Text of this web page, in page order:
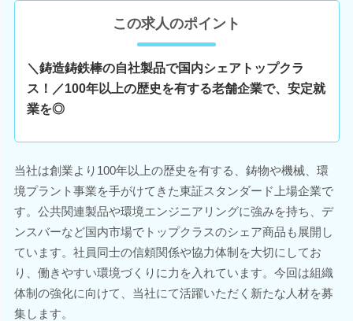
この求人のポイント
＼鋳造鋳鉄棒の自社製品で国内シェアトップクラ
ス！／100年以上の歴史を有する老舗企業で、安定就
業を◎
当社は創業より100年以上の歴史を有する、鋳物や機械、環
境プラント事業を手がけてきた東証スタンダード上場企業で
す。公共関連製品や環境エンジニアリングに強みを持ち、デ
ンスバーなど国内市場でトップクラスのシェア商品も展開し
ています。社員同士の信頼関係や協力体制を大切にしてお
り、働きやすい環境づくりに力を入れています。今回は組織
体制の強化に向けて、当社にて活躍いただく新たな人材を募
集します。